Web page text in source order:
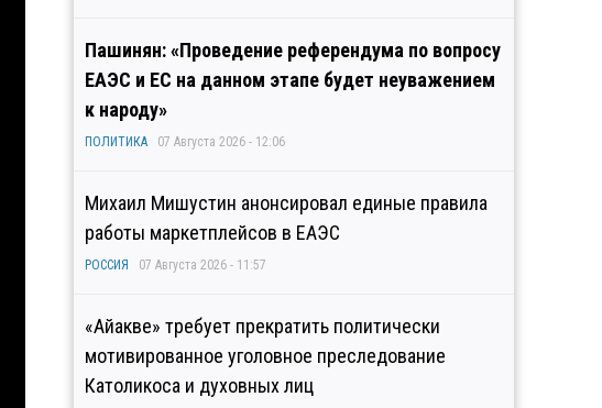
Пашинян: «Проведение референдума по вопросу
ЕАЭС и ЕС на данном этапе будет неуважением
к народу»
ПОЛИТИКА 07 Августа 2026 - 12:06
Михаил Мишустин анонсировал единые правила
работы маркетплейсов в ЕАЭС
РОССИЯ 07 Августа 2026 - 11:57
«Айакве» требует прекратить политически
мотивированное уголовное преследование
Католикоса и духовных лиц